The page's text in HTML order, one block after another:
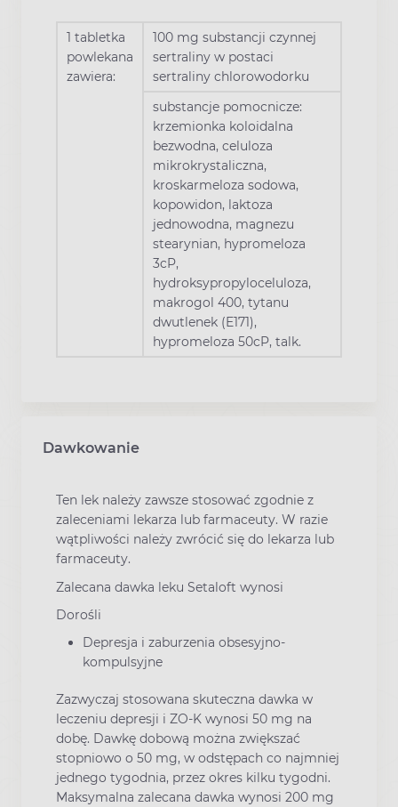
1 tabletka
powlekana
zawiera:
100 mg substancji czynnej
sertraliny w postaci
sertraliny chlorowodorku
substancje pomocnicze:
krzemionka koloidalna
bezwodna, celuloza
mikrokrystaliczna,
kroskarmeloza sodowa,
kopowidon, laktoza
jednowodna, magnezu
stearynian, hypromeloza
3cP,
hydroksypropyloceluloza,
makrogol 400, tytanu
dwutlenek (E171),
hypromeloza 50cP, talk.
Dawkowanie
Ten lek należy zawsze stosować zgodnie z
zaleceniami lekarza lub farmaceuty. W razie
wątpliwości należy zwrócić się do lekarza lub
farmaceuty.
Zalecana dawka leku Setaloft wynosi
Dorośli
Depresja i zaburzenia obsesyjno-
kompulsyjne
Zazwyczaj stosowana skuteczna dawka w
leczeniu depresji i ZO-K wynosi 50 mg na
dobę. Dawkę dobową można zwiększać
stopniowo o 50 mg, w odstępach co najmniej
jednego tygodnia, przez okres kilku tygodni.
Maksymalna zalecana dawka wynosi 200 mg